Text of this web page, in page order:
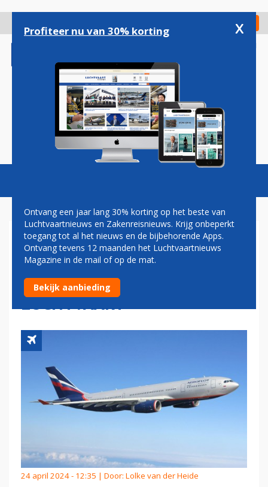
gaan
Check in
Magazine Podcasts Vacatures
LEKKENDE A330 VAN
AEROFLOT WIJST OP
PROBLEMEN RUSSISCHE
LUCHTVAART
24 april 2024 - 12:35 | Door: Lolke van der Heide
Profiteer nu van 30% korting x
Ontvang een jaar lang 30% korting op het beste van
Luchtvaartnieuws en Zakenreisnieuws. Krijg onbeperkt
toegang tot al het nieuws en de bijbehorende Apps.
Ontvang tevens 12 maanden het Luchtvaartnieuws
Magazine in de mail of op de mat.
Bekijk aanbieding